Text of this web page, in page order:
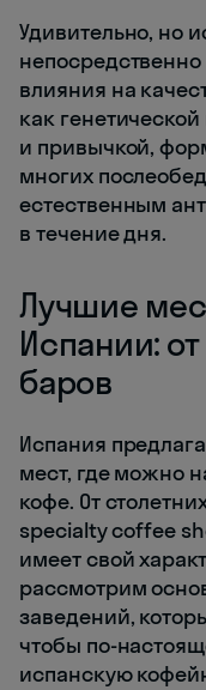
Удивительно, но
влияния на
как
и привычкой,
многих
естественным
в течение дня.
Лучшие
Испании:
баров
Испания
мест, где можно
кофе. От
specialty coffee
имеет свой
рассмотрим
заведений,
чтобы по-
испанскую